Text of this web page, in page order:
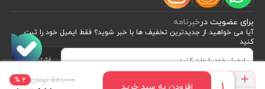
581٬000 تومان 2 %
افزودن به سبد خرید
برای عضویت درخبرنامه
آیا می خواهید از جدید‌ترین تخفیف‌ ها با‌ خبر شوید؟ فقط ایمیل خود را ثبت
کنید
اشتراک